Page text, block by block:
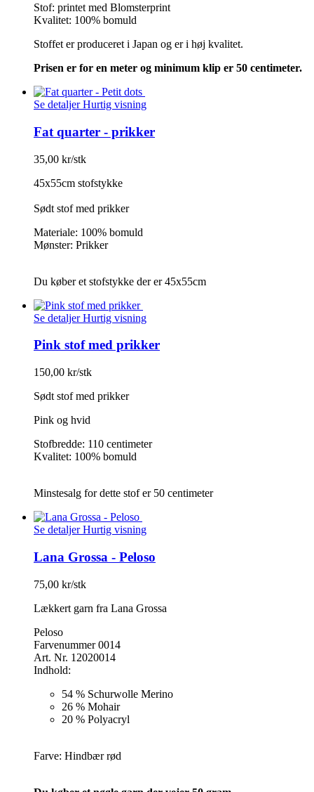
Stof: printet med Blomsterprint
Kvalitet: 100% bomuld
Stoffet er produceret i Japan og er i høj kvalitet.
Prisen er for en meter og minimum klip er 50 centimeter.
Se detaljerHurtig visning
Fat quarter - prikker
35,00 kr/stk
45x55cm stofstykke
Sødt stof med prikker
Materiale: 100% bomuld
Mønster: Prikker
Du køber et stofstykke der er 45x55cm
Se detaljerHurtig visning
Pink stof med prikker
150,00 kr/stk
Sødt stof med prikker
Pink og hvid
Stofbredde: 110 centimeter
Kvalitet: 100% bomuld
Minstesalg for dette stof er 50 centimeter
Se detaljerHurtig visning
Lana Grossa - Peloso
75,00 kr/stk
Lækkert garn fra Lana Grossa
Peloso
Farvenummer 0014
Art. Nr. 12020014
Indhold:
54 % Schurwolle Merino
26 % Mohair
20 % Polyacryl
Farve: Hindbær rød